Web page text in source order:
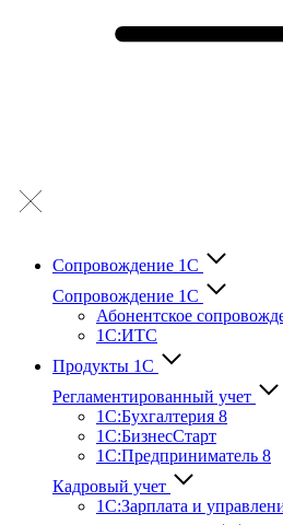
Сопровождение 1С
Сопровождение 1С
Абонентское
1С:ИТС
Продукты 1С
Регламентированный учет
1C:Бухгалтерия 8
1С:БизнесСтарт
1C:Предприниматель 8
Кадровый учет
1С:Зарплата и